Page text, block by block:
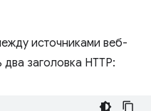
источниками веб-
заголовка HTTP: